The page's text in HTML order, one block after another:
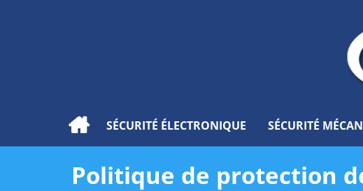
SÉCURITÉ ÉLECTRONIQUE SÉCURITÉ
Politique de protection